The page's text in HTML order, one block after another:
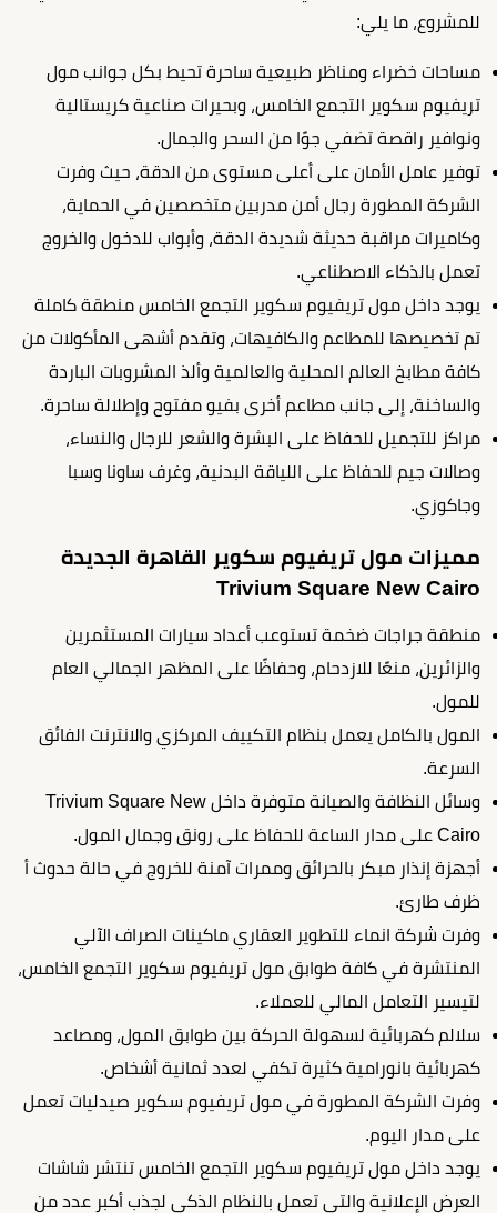
للمشروع، ما يلي:
مساحات خضراء ومناظر طبيعية ساحرة تحيط بكل جوانب مول
تريفيوم سكوير التجمع الخامس، وبحيرات صناعية كريستالية
ونوافير راقصة تضفي جوًا من السحر والجمال.
توفير عامل الأمان على أعلى مستوى من الدقة، حيث وفرت
الشركة المطورة رجال أمن مدربين متخصصين في الحماية،
وكاميرات مراقبة حديثة شديدة الدقة، وأبواب للدخول والخروج
تعمل بالذكاء الاصطناعي.
يوجد داخل مول تريفيوم سكوير التجمع الخامس منطقة كاملة
تم تخصيصها للمطاعم والكافيهات، وتقدم أشهى المأكولات من
كافة مطابخ العالم المحلية والعالمية وألذ المشروبات الباردة
والساخنة، إلى جانب مطاعم أخرى بفيو مفتوح وإطلالة ساحرة.
مراكز للتجميل للحفاظ على البشرة والشعر للرجال والنساء،
وصالات جيم للحفاظ على اللياقة البدنية، وغرف ساونا وسبا
وجاكوزي.
مميزات مول تريفيوم سكوير القاهرة الجديدة
Trivium Square New Cairo
منطقة جراجات ضخمة تستوعب أعداد سيارات المستثمرين
والزائرين، منعًا للازدحام، وحفاظًا على المظهر الجمالي العام
للمول.
المول بالكامل يعمل بنظام التكييف المركزي والانترنت الفائق
السرعة.
وسائل النظافة والصيانة متوفرة داخل Trivium Square New
Cairo على مدار الساعة للحفاظ على رونق وجمال المول.
أجهزة إنذار مبكر بالحرائق وممرات آمنة للخروج في حالة حدوث أ
ظرف طارئ.
وفرت شركة انماء للتطوير العقاري ماكينات الصراف الآلي
المنتشرة في كافة طوابق مول تريفيوم سكوير التجمع الخامس،
لتيسير التعامل المالي للعملاء.
سلالم كهربائية لسهولة الحركة بين طوابق المول، ومصاعد
كهربائية بانورامية كثيرة تكفي لعدد ثمانية أشخاص.
وفرت الشركة المطورة في مول تريفيوم سكوير صيدليات تعمل
على مدار اليوم.
يوجد داخل مول تريفيوم سكوير التجمع الخامس تنتشر شاشات
العرض الإعلانية والتي تعمل بالنظام الذكي لجذب أكبر عدد من